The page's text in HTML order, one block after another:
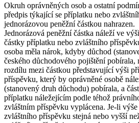
Okruh oprávněných osob a ostatní
předpis týkající se příplatku nebo
jednorázovou peněžní částkou nahrazen.
Jednorázová peněžní částka náleží ve
částky příplatku nebo zvláštního
osoba měla nárok, kdyby důchod
českého důchodového pojištění pobírala,
rozdílu mezi částkou představující výši
příspěvku, který by oprávněné osobě
(stanovený druh důchodu) pobírala, a
příplatku náležejícím podle téhož
zvláštním příspěvku vyplácena. Je-li
zvláštního příspěvku stejná nebo vyšší